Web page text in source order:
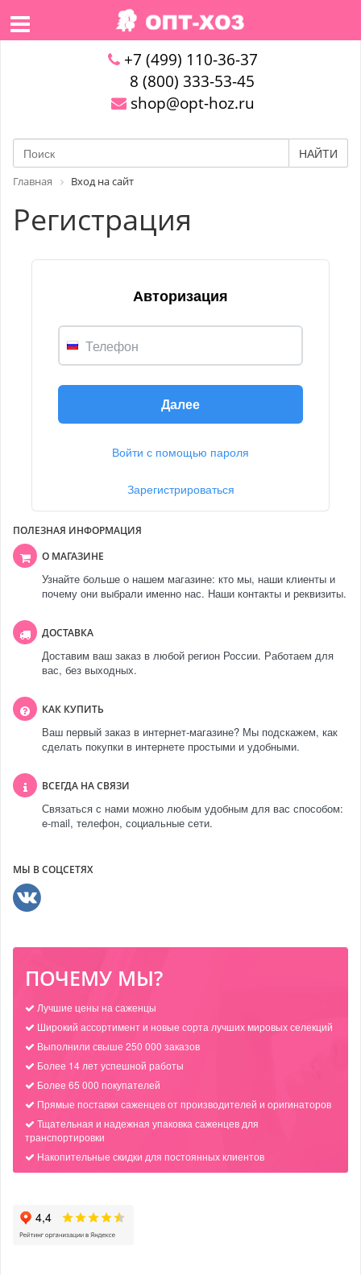
+7 (499) 110-36-37
8 (800) 333-53-45
shop@opt-hoz.ru
НАЙТИ
Главная Вход на сайт
Регистрация
Авторизация
Телефон
Далее
Войти с помощью пароля
Зарегистрироваться
ПОЛЕЗНАЯ ИНФОРМАЦИЯ
О МАГАЗИНЕ
Узнайте больше о нашем магазине: кто мы, наши клиенты и
почему они выбрали именно нас. Наши контакты и реквизиты.
ДОСТАВКА
Доставим ваш заказ в любой регион России. Работаем для
вас, без выходных.
КАК КУПИТЬ
Ваш первый заказ в интернет-магазине? Мы подскажем, как
сделать покупки в интернете простыми и удобными.
ВСЕГДА НА СВЯЗИ
Связаться с нами можно любым удобным для вас способом:
e-mail, телефон, социальные сети.
МЫ В СОЦСЕТЯХ
ПОЧЕМУ МЫ?
Лучшие цены на саженцы
Широкий ассортимент и новые сорта лучших мировых селекций
Выполнили свыше 250 000 заказов
Более 14 лет успешной работы
Более 65 000 покупателей
Прямые поставки саженцев от производителей и оригинаторов
Тщательная и надежная упаковка саженцев для
транспортировки
Накопительные скидки для постоянных клиентов